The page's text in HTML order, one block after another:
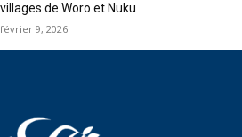
villages de Woro et Nuku
février 9, 2026